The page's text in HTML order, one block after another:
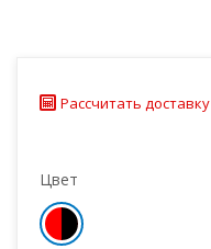
Рассчитать доставку
Цвет